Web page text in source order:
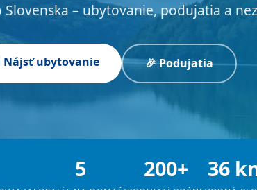
– ubytovanie, podujatia a
Nájsť ubytovanie 🎉 Podujatia
5 200+ 36